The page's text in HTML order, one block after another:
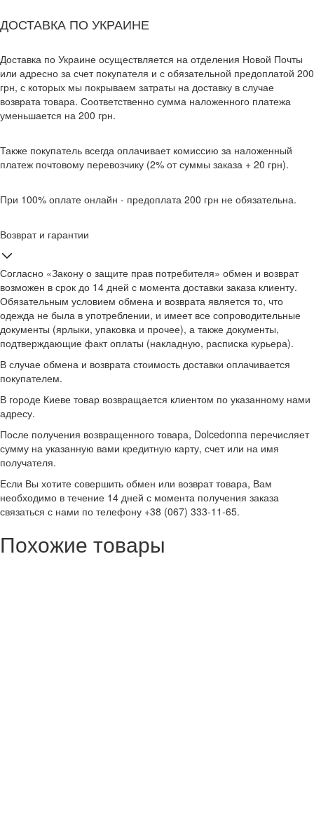
ДОСТАВКА ПО УКРАИНЕ
Доставка по Украине осуществляется на отделения Новой Почты
или адресно за счет покупателя и с обязательной предоплатой 200
грн, с которых мы покрываем затраты на доставку в случае
возврата товара. Соответственно сумма наложенного платежа
уменьшается на 200 грн.
Также покупатель всегда оплачивает комиссию за наложенный
платеж почтовому перевозчику (2% от суммы заказа + 20 грн).
При 100% оплате онлайн - предоплата 200 грн не обязательна.
Возврат и гарантии
Согласно «Закону о защите прав потребителя» обмен и возврат
возможен в срок до 14 дней с момента доставки заказа клиенту.
Обязательным условием обмена и возврата является то, что
одежда не была в употреблении, и имеет все сопроводительные
документы (ярлыки, упаковка и прочее), а также документы,
подтверждающие факт оплаты (накладную, расписка курьера).
В случае обмена и возврата стоимость доставки оплачивается
покупателем.
В городе Киеве товар возвращается клиентом по указанному нами
адресу.
После получения возвращенного товара, Dolcedonna перечисляет
сумму на указанную вами кредитную карту, счет или на имя
получателя.
Если Вы хотите совершить обмен или возврат товара, Вам
необходимо в течение 14 дней с момента получения заказа
связаться с нами по телефону +38 (067) 333-11-65.
Похожие товары